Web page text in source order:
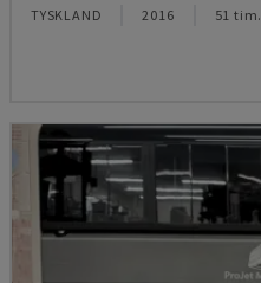
TYSKLAND 2016 51 tim.